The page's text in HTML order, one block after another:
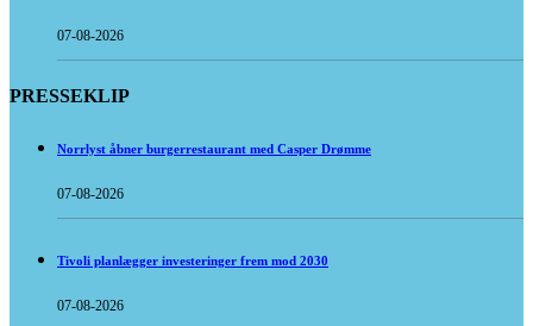
07-08-2026
PRESSEKLIP
Norrlyst åbner burgerrestaurant med Casper Drømme
07-08-2026
Tivoli planlægger investeringer frem mod 2030
07-08-2026